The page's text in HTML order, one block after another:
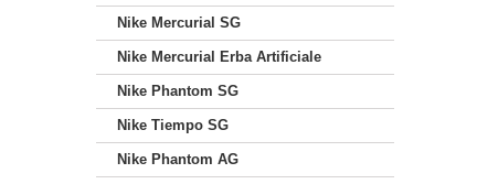
Nike Mercurial SG
Nike Mercurial Erba Artificiale
Nike Phantom SG
Nike Tiempo SG
Nike Phantom AG